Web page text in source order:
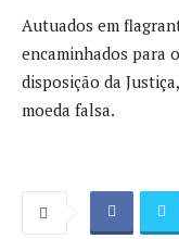
Autuados em
encaminhados para
disposição da
moeda falsa.